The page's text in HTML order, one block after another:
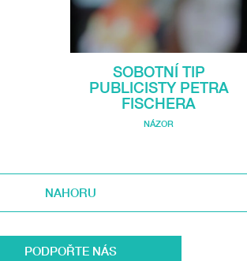
SOBOTNÍ TIP
PUBLICISTY PETRA
FISCHERA
NÁZOR
NAHORU
PODPOŘTE NÁS